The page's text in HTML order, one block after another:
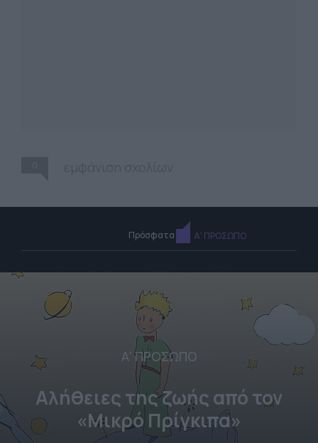
Πρόσφατα Α' ΠΡΟΣΩΠΟ
Α' ΠΡΟΣΩΠΟ
Αλήθειες της ζωής από τον
«Μικρό Πρίγκιπα»